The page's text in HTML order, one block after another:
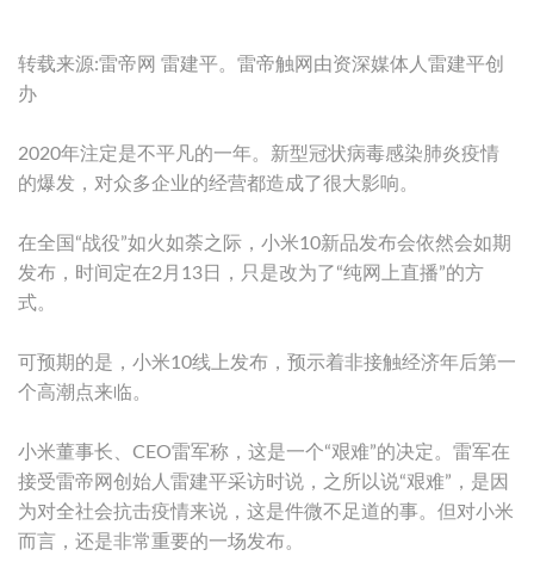
转载来源:雷帝网 雷建平。雷帝触网由资深媒体人雷建平创
办
2020年注定是不平凡的一年。新型冠状病毒感染肺炎疫情
的爆发，对众多企业的经营都造成了很大影响。
在全国“战役”如火如荼之际，小米10新品发布会依然会如期
发布，时间定在2月13日，只是改为了“纯网上直播”的方
式。
可预期的是，小米10线上发布，预示着非接触经济年后第一
个高潮点来临。
小米董事长、CEO雷军称，这是一个“艰难”的决定。雷军在
接受雷帝网创始人雷建平采访时说，之所以说“艰难”，是因
为对全社会抗击疫情来说，这是件微不足道的事。但对小米
而言，还是非常重要的一场发布。